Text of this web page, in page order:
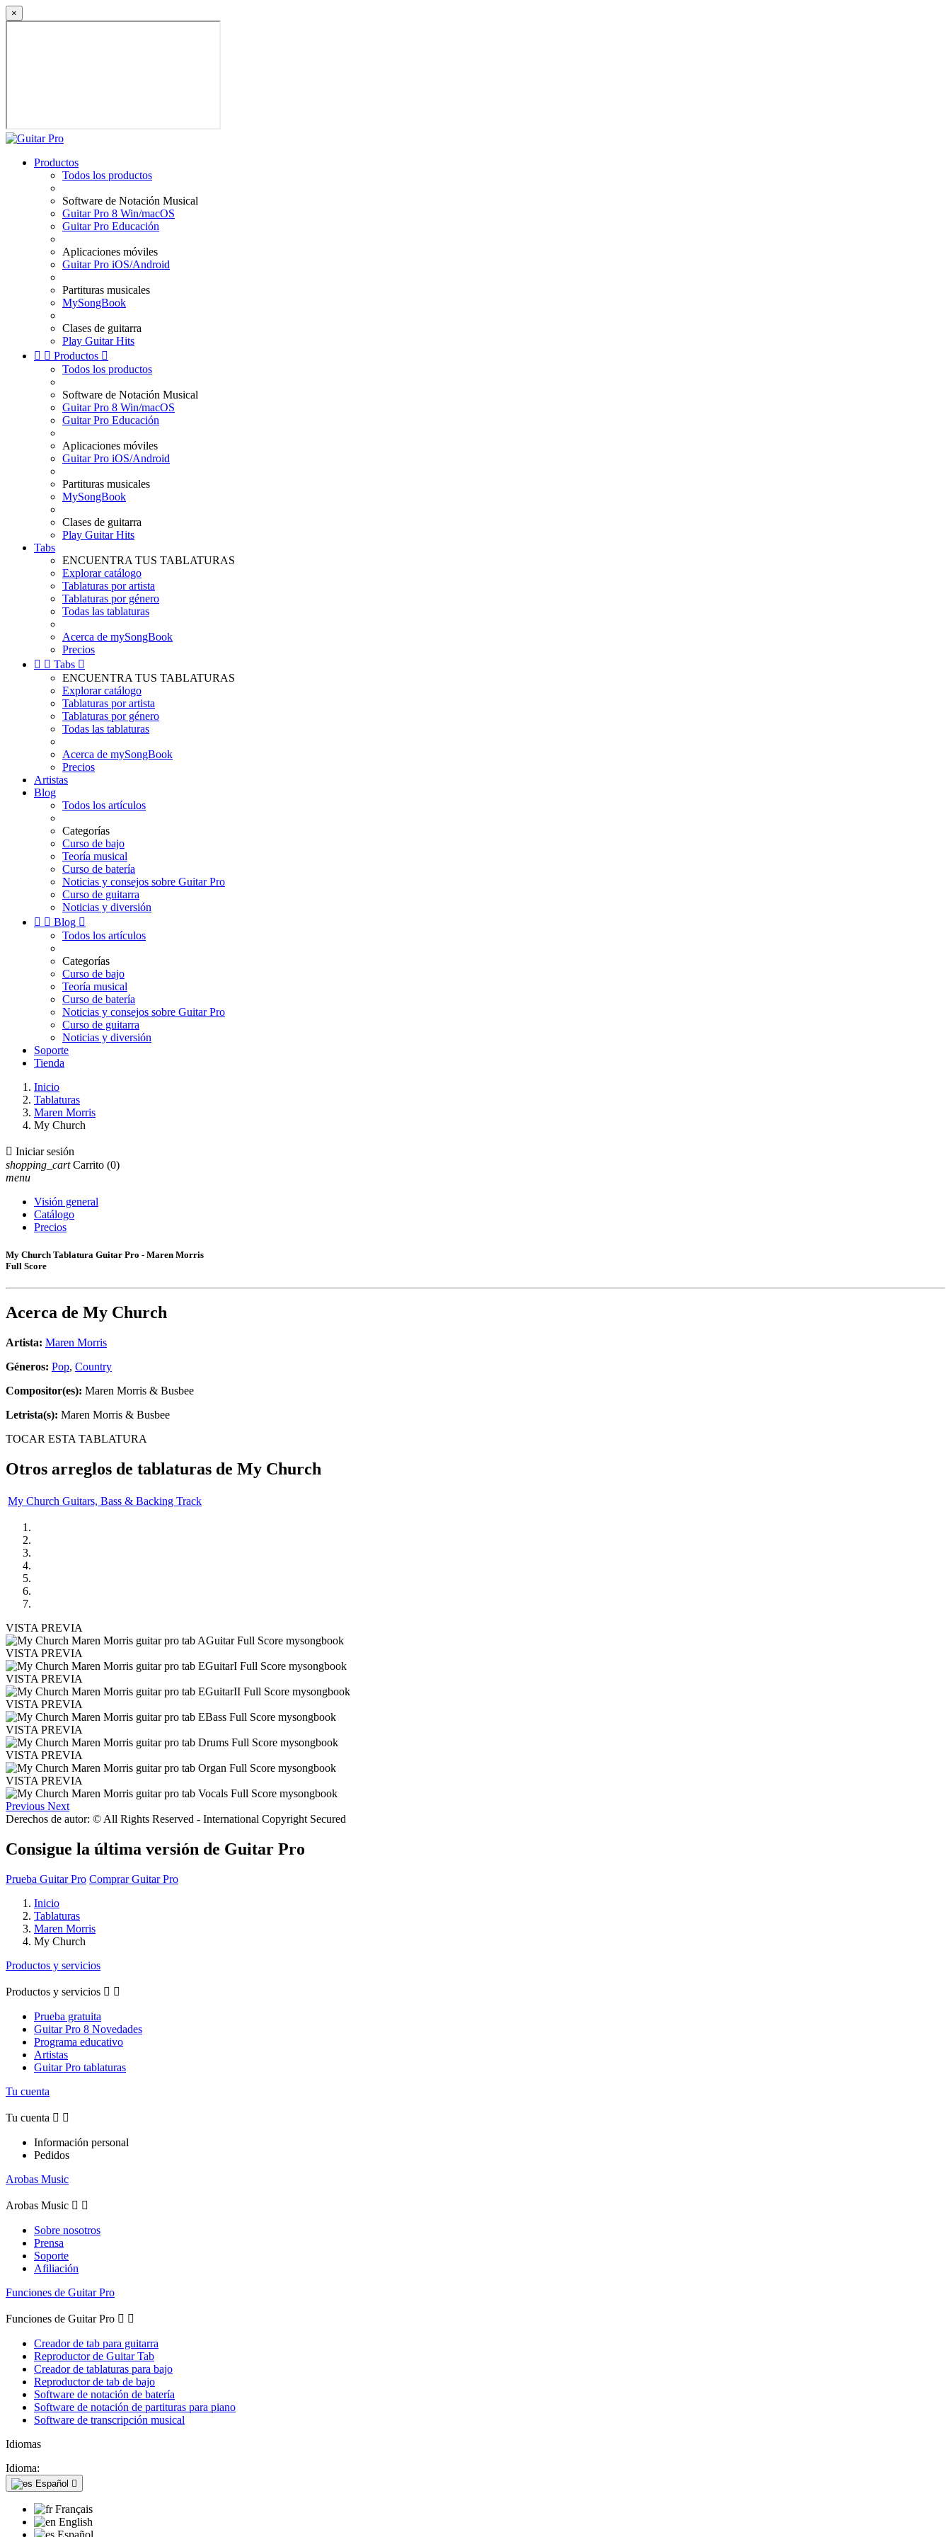
×
Productos
Todos los productos
Software de Notación Musical
Guitar Pro 8 Win/macOS
Guitar Pro Educación
Aplicaciones móviles
Guitar Pro iOS/Android
Partituras musicales
MySongBook
Clases de guitarra
Play Guitar Hits
  Productos 
Todos los productos
Software de Notación Musical
Guitar Pro 8 Win/macOS
Guitar Pro Educación
Aplicaciones móviles
Guitar Pro iOS/Android
Partituras musicales
MySongBook
Clases de guitarra
Play Guitar Hits
Tabs
ENCUENTRA TUS TABLATURAS
Explorar catálogo
Tablaturas por artista
Tablaturas por género
Todas las tablaturas
Acerca de mySongBook
Precios
  Tabs 
ENCUENTRA TUS TABLATURAS
Explorar catálogo
Tablaturas por artista
Tablaturas por género
Todas las tablaturas
Acerca de mySongBook
Precios
Artistas
Blog
Todos los artículos
Categorías
Curso de bajo
Teoría musical
Curso de batería
Noticias y consejos sobre Guitar Pro
Curso de guitarra
Noticias y diversión
  Blog 
Todos los artículos
Categorías
Curso de bajo
Teoría musical
Curso de batería
Noticias y consejos sobre Guitar Pro
Curso de guitarra
Noticias y diversión
Soporte
Tienda
Inicio
Tablaturas
Maren Morris
My Church
 Iniciar sesión
shopping_cart Carrito (0)
menu
Visión general
Catálogo
Precios
My Church Tablatura Guitar Pro - Maren Morris
Full Score
Acerca de My Church
Artista: Maren Morris
Géneros: Pop, Country
Compositor(es): Maren Morris & Busbee
Letrista(s): Maren Morris & Busbee
TOCAR ESTA TABLATURA
Otros arreglos de tablaturas de My Church
My Church Guitars, Bass & Backing Track
VISTA PREVIA
VISTA PREVIA
VISTA PREVIA
VISTA PREVIA
VISTA PREVIA
VISTA PREVIA
VISTA PREVIA
Previous Next
Derechos de autor: © All Rights Reserved - International Copyright Secured
Consigue la última versión de Guitar Pro
Prueba Guitar Pro Comprar Guitar Pro
Inicio
Tablaturas
Maren Morris
My Church
Productos y servicios
Productos y servicios  
Prueba gratuita
Guitar Pro 8 Novedades
Programa educativo
Artistas
Guitar Pro tablaturas
Tu cuenta
Tu cuenta  
Información personal
Pedidos
Arobas Music
Arobas Music  
Sobre nosotros
Prensa
Soporte
Afiliación
Funciones de Guitar Pro
Funciones de Guitar Pro  
Creador de tab para guitarra
Reproductor de Guitar Tab
Creador de tablaturas para bajo
Reproductor de tab de bajo
Software de notación de batería
Software de notación de partituras para piano
Software de transcripción musical
Idiomas
Idioma:
Español 
Français
English
Español